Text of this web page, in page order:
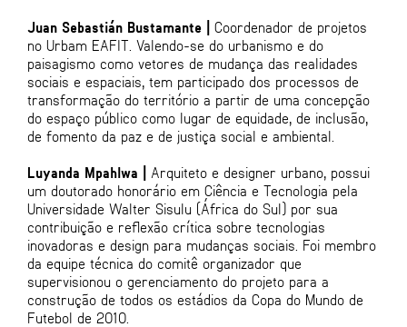
Juan Sebastián Bustamante | Coordenador de projetos
no Urbam EAFIT. Valendo-se do urbanismo e do
paisagismo como vetores de mudança das realidades
sociais e espaciais, tem participado dos processos de
transformação do território a partir de uma concepção
do espaço público como lugar de equidade, de inclusão,
de fomento da paz e de justiça social e ambiental.
Luyanda Mpahlwa | Arquiteto e designer urbano, possui
um doutorado honorário em Ciência e Tecnologia pela
Universidade Walter Sisulu (África do Sul) por sua
contribuição e reflexão crítica sobre tecnologias
inovadoras e design para mudanças sociais. Foi membro
da equipe técnica do comitê organizador que
supervisionou o gerenciamento do projeto para a
construção de todos os estádios da Copa do Mundo de
Futebol de 2010.